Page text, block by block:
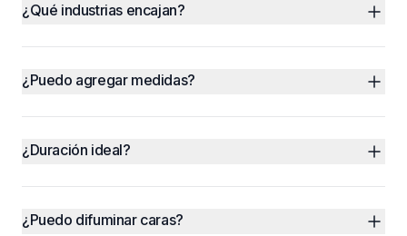
¿Qué industrias encajan?
¿Puedo agregar medidas?
¿Duración ideal?
¿Puedo difuminar caras?